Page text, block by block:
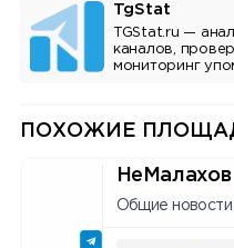
TgStat
TGStat.ru —
каналов,
мониторинг
ПОХОЖИЕ
НеМалахов
Общие